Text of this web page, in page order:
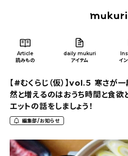
Article
読みもの
daily mukuri
アイテム
イ
【#むくらじ（仮）】vol.５ 寒さが
然と増えるのはおうち時間と食欲
エットの話をしましょう！
編集部/お知らせ